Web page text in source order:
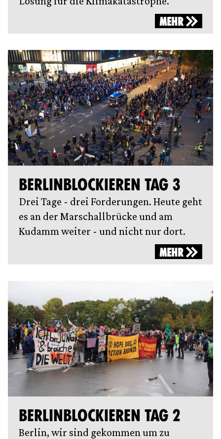
MEHR
BERLINBLOCKIEREN TAG 3
Drei Tage - drei Forderungen. Heute geht
es an der Marschallbrücke und am
Kudamm weiter - und nicht nur dort.
MEHR
BERLINBLOCKIEREN TAG 2
Berlin, wir sind gekommen um zu